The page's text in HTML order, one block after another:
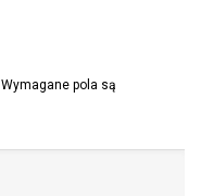
Wymagane pola są